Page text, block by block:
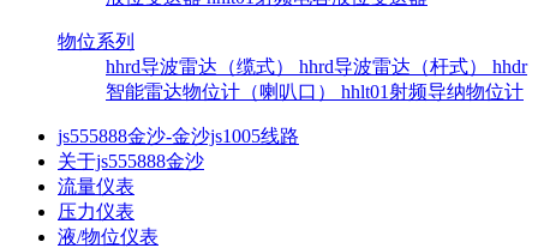
物位系列
hhrd导波雷达（缆式） hhrd导波雷达（杆式） hhdr
智能雷达物位计（喇叭口） hhlt01射频导纳物位计
js555888金沙-金沙js1005线路
关于js555888金沙
流量仪表
压力仪表
液/物位仪表